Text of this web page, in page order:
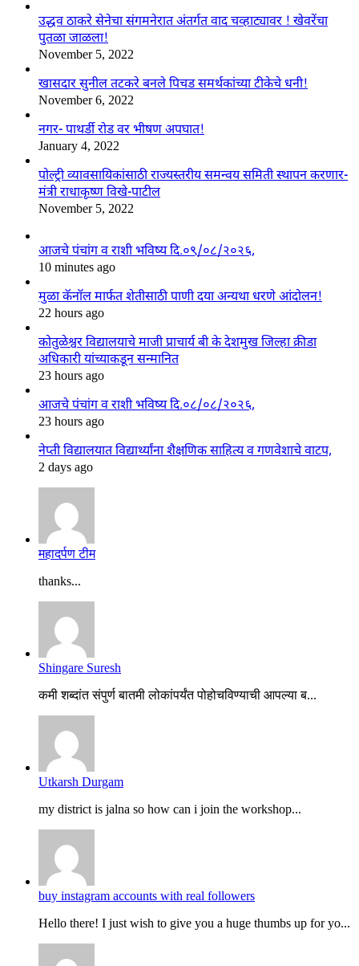
उद्धव ठाकरे सेनेचा संगमनेरात अंतर्गत वाद चव्हाट्यावर ! खेवरेंचा
पुतळा जाळला!
November 5, 2022
खासदार सुनील तटकरे बनले पिचड समर्थकांच्या टीकेचे धनी!
November 6, 2022
नगर- पाथर्डी रोड वर भीषण अपघात!
January 4, 2022
पोल्ट्री व्यावसायिकांसाठी राज्यस्तरीय समन्वय समिती स्थापन करणार-
मंत्री राधाकृष्ण विखे-पाटील
November 5, 2022
आजचे पंचांग व राशी भविष्य दि.०९/०८/२०२६,
10 minutes ago
मुळा कॅनॉल मार्फत शेतीसाठी पाणी दया अन्यथा धरणे आंदोलन!
22 hours ago
कोतुळेश्वर विद्यालयाचे माजी प्राचार्य बी के देशमुख जिल्हा क्रीडा
अधिकारी यांच्याकडून सन्मानित
23 hours ago
आजचे पंचांग व राशी भविष्य दि.०८/०८/२०२६,
23 hours ago
नेप्ती विद्यालयात विद्यार्थ्यांना शैक्षणिक साहित्य व गणवेशाचे वाटप,
2 days ago
महादर्पण टीम
thanks...
Shingare Suresh
कमी शब्दांत संपुर्ण बातमी लोकांपर्यंत पोहोचविण्याची आपल्या ब...
Utkarsh Durgam
my district is jalna so how can i join the workshop...
buy instagram accounts with real followers
Hello there! I just wish to give you a huge thumbs up for yo...